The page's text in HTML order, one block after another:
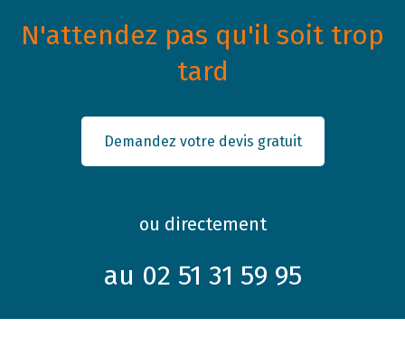
N'attendez pas qu'il soit trop
tard
Demandez votre devis gratuit
ou directement
au 02 51 31 59 95